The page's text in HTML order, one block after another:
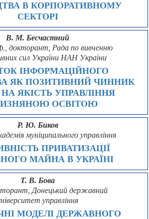
В КОРПОРАТИВНОМУ
СЕКТОРІ
В. М. Бесчастний
докторант, Рада по вивченню
сил України НАН України
ІНФОРМАЦІЙНОГО
ЯК ПОЗИТИВНИЙ ЧИННИК
ЯКІСТЬ УПРАВЛІННЯ
ОСВІТОЮ
Р. Ю. Биков
муніципального управління
ПРИВАТИЗАЦІЇ
МАЙНА В УКРАЇНІ
Т. В. Бова
Донецький державний
управління
МОДЕЛІ ДЕРЖАВНОГО